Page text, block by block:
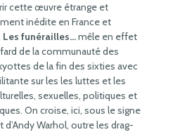
cette œuvre étrange et
inédite en France et
Les funérailles…mêle en effet
de la communauté des
de la fin des sixties avec
sur les les luttes et les
sexuelles, politiques et
On croise, ici, sous le signe
d’Andy Warhol, outre les drag-